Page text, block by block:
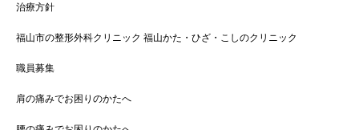
治療方針
福山市の整形外科クリニック 福山かた・ひざ・こしのクリニック
職員募集
肩の痛みでお困りのかたへ